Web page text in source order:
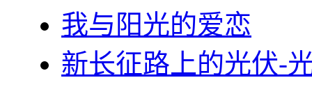
我与阳光的爱恋
新长征路上的光伏-